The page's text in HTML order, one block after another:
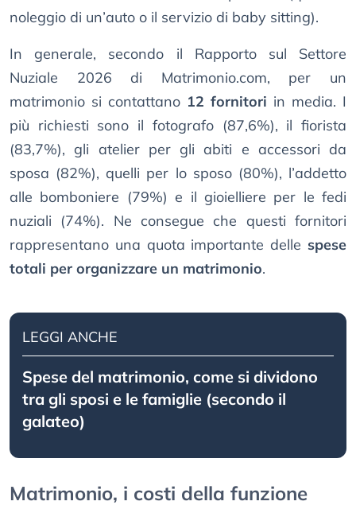
noleggio di un’auto o il servizio di baby sitting).
In generale, secondo il Rapporto sul Settore
Nuziale 2026 di Matrimonio.com, per un
matrimonio si contattano 12 fornitori in media. I
più richiesti sono il fotografo (87,6%), il fiorista
(83,7%), gli atelier per gli abiti e accessori da
sposa (82%), quelli per lo sposo (80%), l’addetto
alle bomboniere (79%) e il gioielliere per le fedi
nuziali (74%). Ne consegue che questi fornitori
rappresentano una quota importante delle spese
totali per organizzare un matrimonio.
LEGGI ANCHE
Spese del matrimonio, come si dividono
tra gli sposi e le famiglie (secondo il
galateo)
Matrimonio, i costi della funzione